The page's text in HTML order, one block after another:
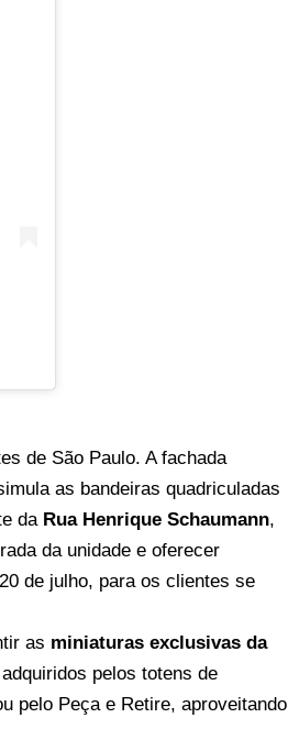
de São Paulo. A fachada
as bandeiras quadriculadas
da Rua Henrique Schaumann,
da unidade e oferecer
de julho, para os clientes se
as miniaturas exclusivas da
pelos totens de
pelo Peça e Retire, aproveitando